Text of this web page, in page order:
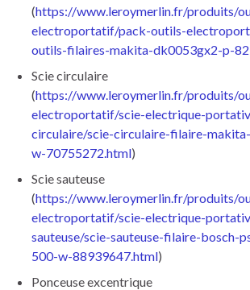
(https://www.leroymerlin.fr/produits/
electroportatif/pack-outils-
outils-filaires-makita-dk0053gx2-p-
Scie circulaire
(https://www.leroymerlin.fr/produits/
electroportatif/scie-electrique-
circulaire/scie-circulaire-filaire-
w-70755272.html)
Scie sauteuse
(https://www.leroymerlin.fr/produits/
electroportatif/scie-electrique-
sauteuse/scie-sauteuse-filaire-bosch-
500-w-88939647.html)
Ponceuse excentrique